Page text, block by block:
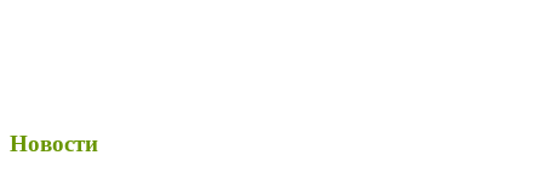
Новости